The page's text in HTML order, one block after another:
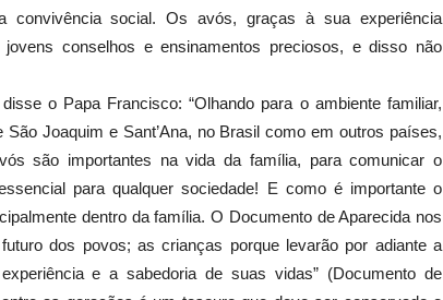
convivência social. Os avós, graças à sua experiência
conselhos e ensinamentos preciosos, e disso não
o Papa Francisco: “Olhando para o ambiente familiar,
Joaquim e Sant’Ana, no Brasil como em outros países,
são importantes na vida da família, para comunicar o
para qualquer sociedade! E como é importante o
dentro da família. O Documento de Aparecida nos
dos povos; as crianças porque levarão por adiante a
e a sabedoria de suas vidas” (Documento de